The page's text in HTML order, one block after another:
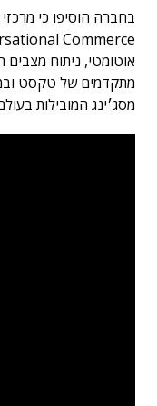
בחברה הוסיפו כי
אוטומטי, ניתוח מצבים
מתקדמים של טקסט
מסג׳ינג המובילות